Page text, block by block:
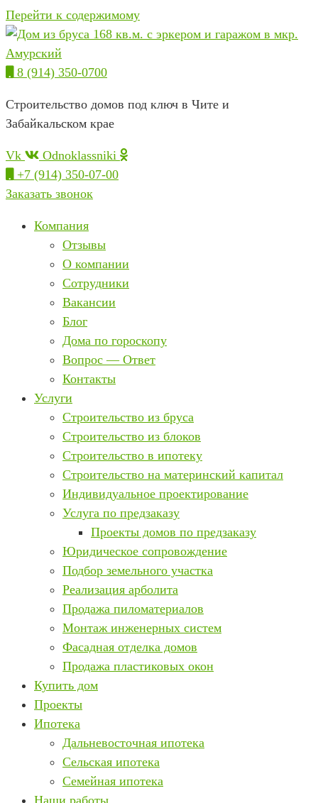
Перейти к содержимому
8 (914) 350-0700
Строительство домов под ключ в Чите и
Забайкальском крае
Vk
Odnoklassniki
+7 (914) 350-07-00
Заказать звонок
Компания
Отзывы
О компании
Сотрудники
Вакансии
Блог
Дома по гороскопу
Вопрос — Ответ
Контакты
Услуги
Строительство из бруса
Строительство из блоков
Строительство в ипотеку
Строительство на материнский капитал
Индивидуальное проектирование
Услуга по предзаказу
Проекты домов по предзаказу
Юридическое сопровождение
Подбор земельного участка
Реализация арболита
Продажа пиломатериалов
Монтаж инженерных систем
Фасадная отделка домов
Продажа пластиковых окон
Купить дом
Проекты
Ипотека
Дальневосточная ипотека
Сельская ипотека
Семейная ипотека
Наши работы